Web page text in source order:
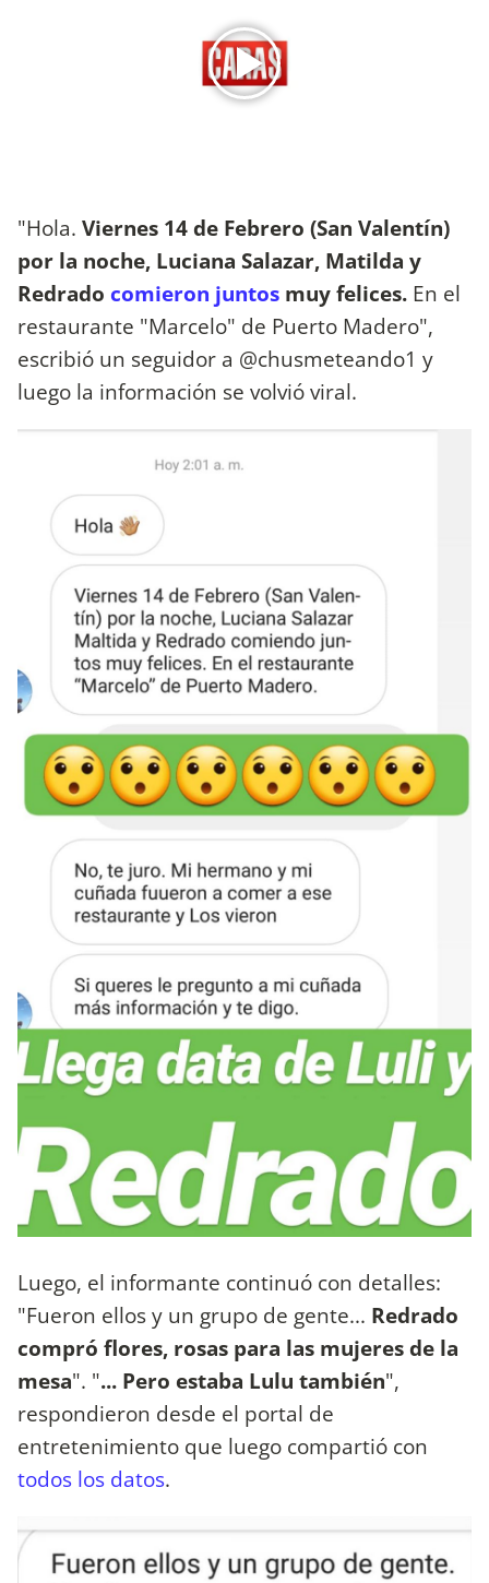
"Hola. Viernes 14 de Febrero (San Valentín)
por la noche, Luciana Salazar, Matilda y
Redrado comieron juntos muy felices. En el
restaurante "Marcelo" de Puerto Madero",
escribió un seguidor a @chusmeteando1 y
luego la información se volvió viral.
Luego, el informante continuó con detalles:
"Fueron ellos y un grupo de gente... Redrado
compró flores, rosas para las mujeres de la
mesa". "... Pero estaba Lulu también",
respondieron desde el portal de
entretenimiento que luego compartió con
todos los datos.